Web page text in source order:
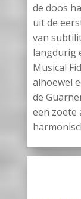
de doos
uit de
van
langdurig
Musical
alhoewel
de
een zoete